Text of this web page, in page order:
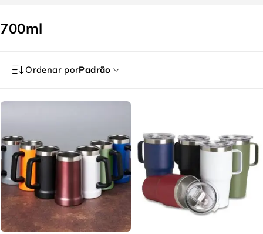
700ml
Ordenar porPadrão